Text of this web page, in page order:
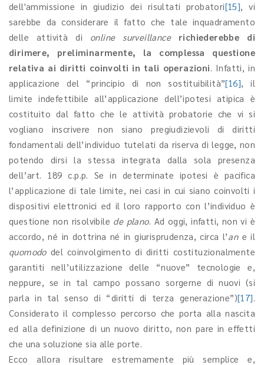
dell'ammissione in giudizio dei risultati probatori[15], vi
sarebbe da considerare il fatto che tale inquadramento
delle attività di online surveillance richiederebbe di
dirimere, preliminarmente, la complessa questione
relativa ai diritti coinvolti in tali operazioni. Infatti, in
applicazione del “principio di non sostituibilità”[16], il
limite indefettibile all’applicazione dell’ipotesi atipica è
costituito dal fatto che le attività probatorie che vi si
vogliano inscrivere non siano pregiudizievoli di diritti
fondamentali dell’individuo tutelati da riserva di legge, non
potendo dirsi la stessa integrata dalla sola presenza
dell’art. 189 c.p.p. Se in determinate ipotesi è pacifica
l’applicazione di tale limite, nei casi in cui siano coinvolti i
dispositivi elettronici ed il loro rapporto con l’individuo è
questione non risolvibile de plano. Ad oggi, infatti, non vi è
accordo, né in dottrina né in giurisprudenza, circa l’ane il
quomodo del coinvolgimento di diritti costituzionalmente
garantiti nell’utilizzazione delle “nuove” tecnologie e,
neppure, se in tal campo possano sorgerne di nuovi (si
parla in tal senso di “diritti di terza generazione”)[17].
Considerato il complesso percorso che porta alla nascita
ed alla definizione di un nuovo diritto, non pare in effetti
che una soluzione sia alle porte.
Ecco allora risultare estremamente più semplice e,